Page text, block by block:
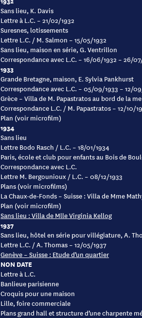
Sans lieu, K. Davis
Lettre à L.C. – 21/02/1932
Suresnes, lotissements
Lettre L.C. / M. Salmon – 15/05/1932
Sans lieu, maison en série, G. Ventrillon
Correspondance avec L.C. – 16/06/1932 – 26/
1933
Grande Bretagne, maison, E. Sylvia Pankhurst
Correspondance avec L.C. – 05/09/1933 – 12/
Grèce – Villa de M. Papastratos au bord de la
Correspondance L.C. / M. Papastratos – 12/10/
Plan (voir microfilm)
1934
Sans lieu
Lettre Bodo Rasch / L.C. – 18/01/1934
Paris, école et club pour enfants au Bois de
Correspondance avec L.C.
Lettre M. Bergounioux / L.C. – 08/12/1933
Plans (voir microfilms)
La Chaux-de-Fonds – Suisse : Villa de Mme
Plan (voir microfilm)
Sans lieu : Villa de Mlle Virginia Kellog
1937
Sans lieu, hôtel en série pour villégiature, A.
Lettre L.C. / A. Thomas – 12/05/1937
Genève – Suisse : Etude d’un quartier
NON DATE
Lettre à L.C.
Banlieue parisienne
Croquis pour une maison
Lille, foire commerciale
Plans grand hall et structure d’une charpente